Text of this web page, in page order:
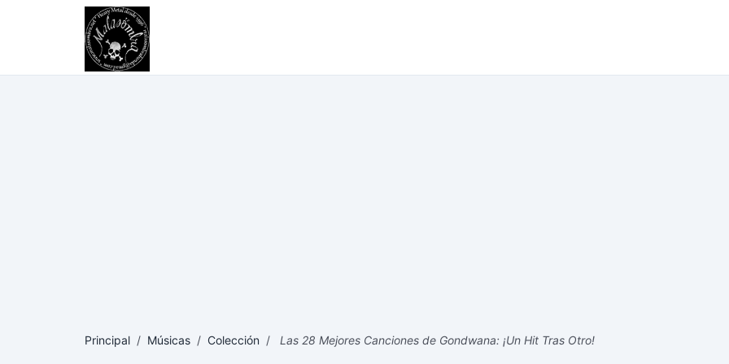
Principal / Músicas / Colección / Las 28 Mejores Canciones de Gondwana: ¡Un Hit Tras Otro!